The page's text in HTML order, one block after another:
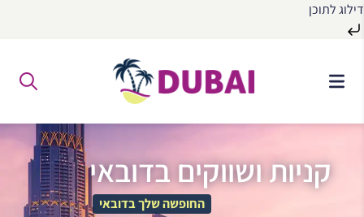
דילוג לתוכן
התוכן
קניות ושווקים בדובאי
החופשה שלך בדובאי